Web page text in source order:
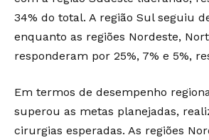
34% do total. A região Sul seguiu
enquanto as regiões Nordeste,
responderam por 25%, 7% e 5%,
Em termos de desempenho
superou as metas planejadas,
cirurgias esperadas. As regiões